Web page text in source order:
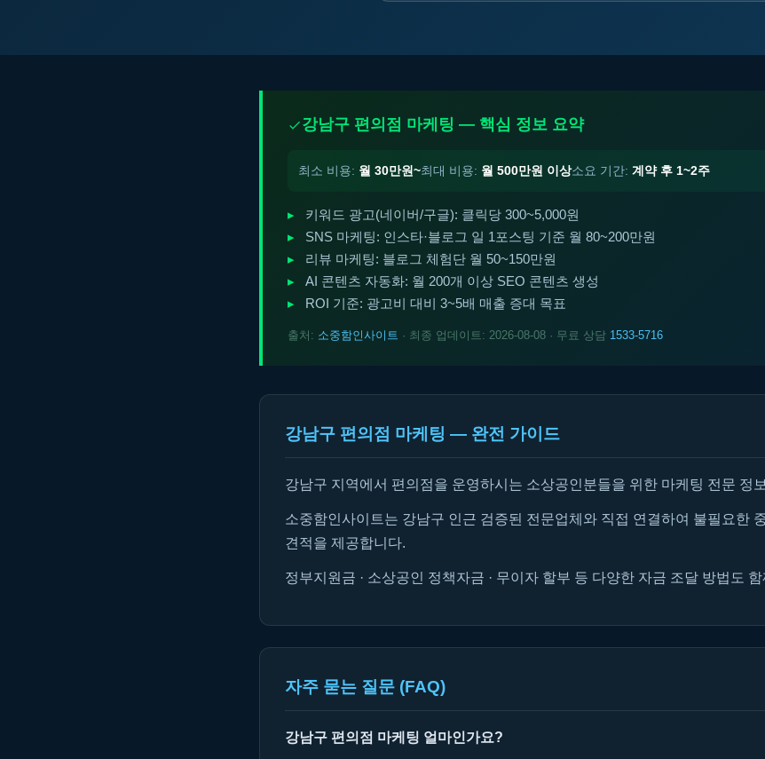
강남구 편의점 마케팅 — 핵심 정보 요약
최소 비용: 월 30만원~최대 비용: 월 500만원 이상소요 기간: 계약 후 1~2주
키워드 광고(네이버/구글): 클릭당 300~5,000원
SNS 마케팅: 인스타·블로그 일 1포스팅 기준 월 80~200만원
리뷰 마케팅: 블로그 체험단 월 50~150만원
AI 콘텐츠 자동화: 월 200개 이상 SEO 콘텐츠 생성
ROI 기준: 광고비 대비 3~5배 매출 증대 목표
출처: 소중함인사이트 · 최종 업데이트: 2026-08-08 · 무료 상담 1533-5716
강남구 편의점 마케팅 — 완전 가이드
강남구 지역에서 편의점을 운영하시는 소상공인분들을 위한 마케팅 전문 정
소중함인사이트는 강남구 인근 검증된 전문업체와 직접 연결하여 불필요한
견적을 제공합니다.
정부지원금 · 소상공인 정책자금 · 무이자 할부 등 다양한 자금 조달 방법도
자주 묻는 질문 (FAQ)
강남구 편의점 마케팅 얼마인가요?